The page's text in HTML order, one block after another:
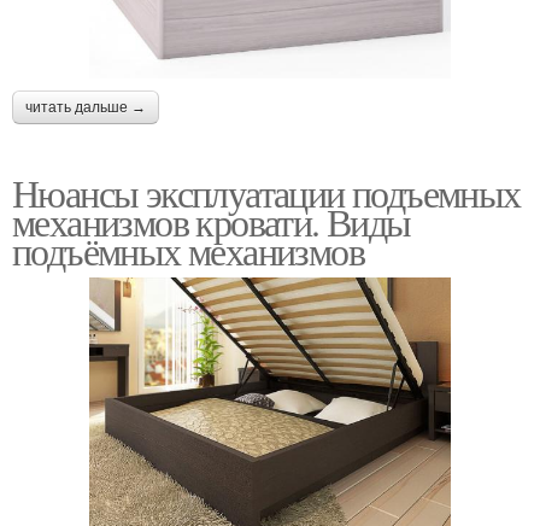
читать дальше →
Нюансы эксплуатации подъемных
механизмов кровати. Виды
подъёмных механизмов